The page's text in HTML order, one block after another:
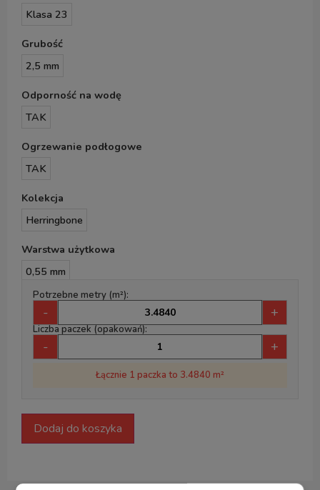
Klasa 23
Grubość
2,5 mm
Odporność na wodę
TAK
Ogrzewanie podłogowe
TAK
Kolekcja
Herringbone
Warstwa użytkowa
0,55 mm
Potrzebne metry (m²):
- +
Liczba paczek (opakowań):
- +
Łącznie 1 paczka to 3.4840 m²
Dodaj do koszyka